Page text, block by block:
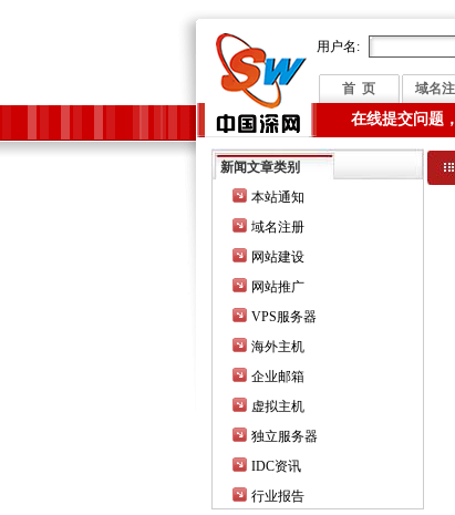
用户名:
首 页 域名
在线提交问题
新闻文章类别
本站通知
域名注册
网站建设
网站推广
VPS服务器
海外主机
企业邮箱
虚拟主机
独立服务器
IDC资讯
行业报告